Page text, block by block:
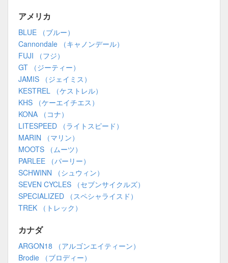
アメリカ
BLUE （ブルー）
Cannondale （キャノンデール）
FUJI （フジ）
GT （ジーティー）
JAMIS （ジェイミス）
KESTREL （ケストレル）
KHS （ケーエイチエス）
KONA （コナ）
LITESPEED （ライトスピード）
MARIN （マリン）
MOOTS （ムーツ）
PARLEE （パーリー）
SCHWINN （シュウィン）
SEVEN CYCLES （セブンサイクルズ）
SPECIALIZED （スペシャライスド）
TREK （トレック）
カナダ
ARGON18 （アルゴンエイティーン）
Brodie （ブロディー）